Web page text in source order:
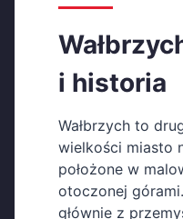
i historia
Wałbrzych to
wielkości miasto
położone w
otoczonej
głównie z